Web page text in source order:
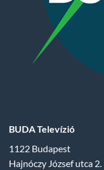
BUDA Televízió
1122 Budapest
Hajnóczy József utca 2.